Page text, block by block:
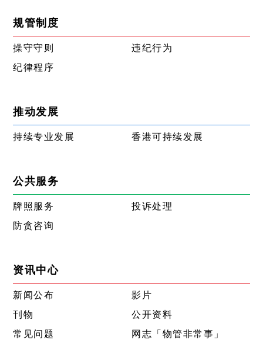
规管制度
操守守则
违纪行为
纪律程序
推动发展
持续专业发展 香港可持续发展
公共服务
牌照服务
投诉处理
防贪咨询
资讯中心
新闻公布
影片
刊物
公开资料
常见问题
网志「物管非常事」